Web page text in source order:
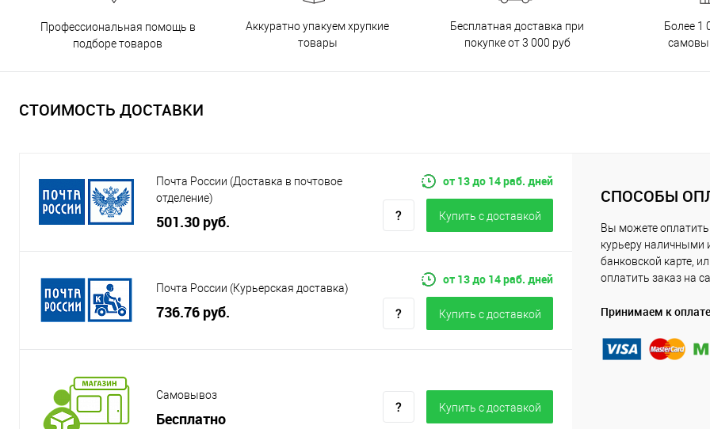
Профессиональная помощь в
подборе товаров
Аккуратно упакуем хрупкие
товары
Бесплатная доставка при
покупке от 3 000 руб
Более 1
СТОИМОСТЬ ДОСТАВКИ
Почта России (Доставка в почтовое
отделение)
501.30 руб.
от 13 до 14 раб. дней
Купить c доставкой
Почта России (Курьерская доставка)
736.76 руб.
от 13 до 14 раб. дней
Купить c доставкой
Самовывоз
Бесплатно
Купить c доставкой
СПОСОБЫ
Вы можете оплатить
курьеру наличными
банковской карте,
оплатить заказ на
Принимаем к оплате